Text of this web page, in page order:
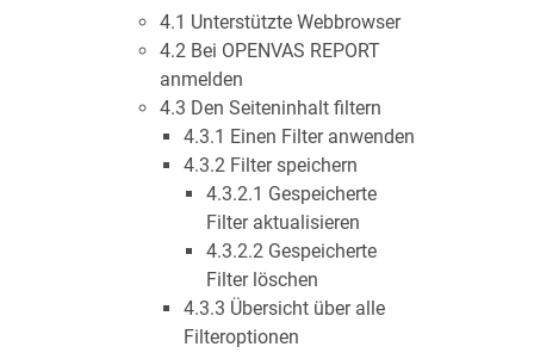
4.1 Unterstützte Webbrowser
4.2 Bei OPENVAS REPORT
anmelden
4.3 Den Seiteninhalt filtern
4.3.1 Einen Filter anwenden
4.3.2 Filter speichern
4.3.2.1 Gespeicherte
Filter aktualisieren
4.3.2.2 Gespeicherte
Filter löschen
4.3.3 Übersicht über alle
Filteroptionen